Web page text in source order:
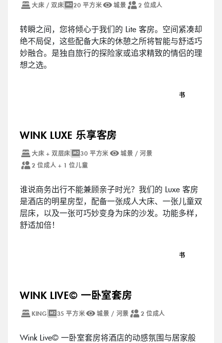
大床 / 双床 20 平方米 城景 2 位成人
转瞬之间，您将倾心于我们的 Lite 客房。空间紧凑却
绝不局促，这些配备大床的休憩之所将智能与舒适巧
妙融合。是独自旅行的探险家或追求精致的情侣的理
想之选。
书
WINK LUXE 乐享客房
大床 + 双层床 30 平方米
城景 / 河景
2 位成人 + 1 位儿童
谁说商务出行不能兼顾亲子时光？我们的 Luxe 客房
是酒店的明星房型，配备一张成人大床、一张儿童双
层床，以及一张可巧妙变身为床的沙发。功能多样，
舒适加倍！
书
WINK LIVE© 一卧室套房
KING 35 平方米 城景 / 河景 2 位成人
Wink Live© 一卧室套房将酒店的动感氛围与居家般